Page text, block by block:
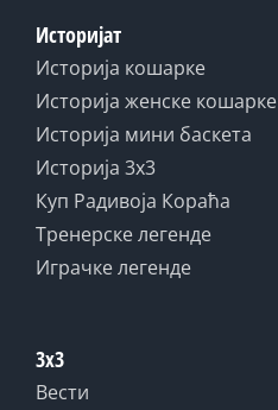
Историјат
Историја кошарке
Историја женске кошарке
Историја мини баскета
Историја 3x3
Куп Радивоја Кораћа
Тренерске легенде
Играчке легенде
3x3
Вести